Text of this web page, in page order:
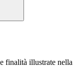
finalità illustrate nella